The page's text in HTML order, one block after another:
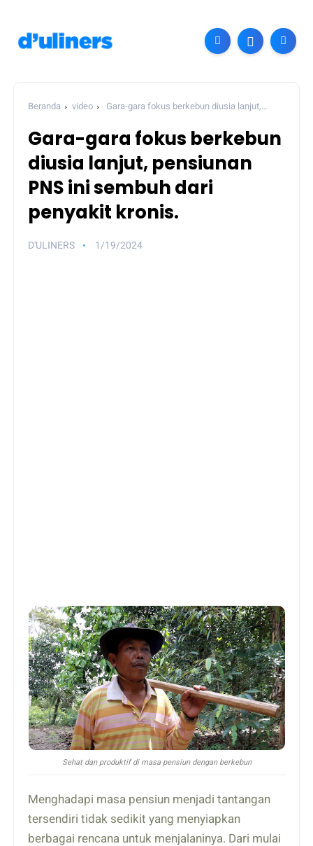
Beranda video
Gara-gara fokus berkebun diusia lanjut,
Gara-gara fokus berkebun
diusia lanjut, pensiunan
PNS ini sembuh dari
penyakit kronis.
D'ULINERS 1/19/2024
Sehat dan produktif di masa pensiun dengan berkebun
Menghadapi masa pensiun menjadi tantangan
tersendiri tidak sedikit yang menyiapkan
berbagai rencana untuk menjalaninya. Dari mulai